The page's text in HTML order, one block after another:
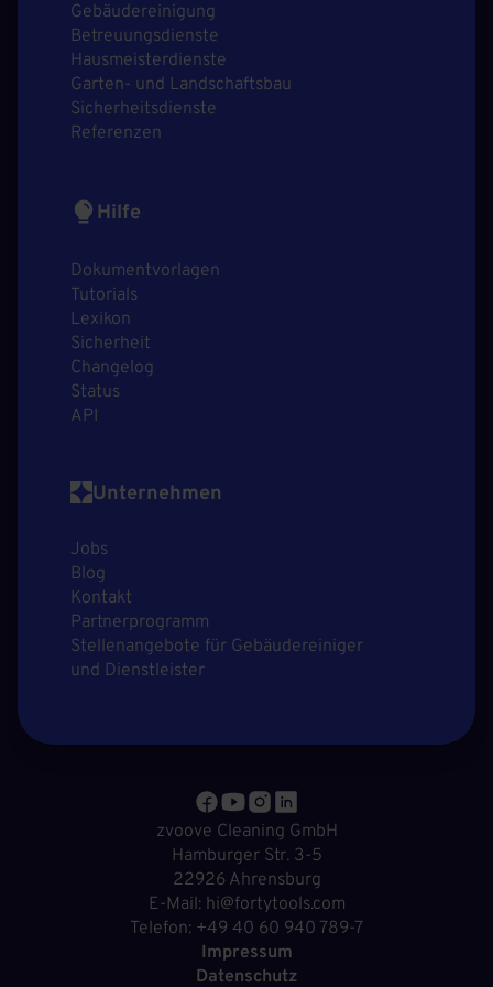
Gebäudereinigung
Betreuungsdienste
Hausmeisterdienste
Garten- und Landschaftsbau
Sicherheitsdienste
Referenzen
Hilfe
Dokumentvorlagen
Tutorials
Lexikon
Sicherheit
Changelog
Status
API
Unternehmen
Jobs
Blog
Kontakt
Partnerprogramm
Stellenangebote für Gebäudereiniger
und Dienstleister
zvoove Cleaning GmbH
Hamburger Str. 3-5
22926 Ahrensburg
E-Mail: hi@fortytools.com
Telefon: +49 40 60 940 789-7
Impressum
Datenschutz